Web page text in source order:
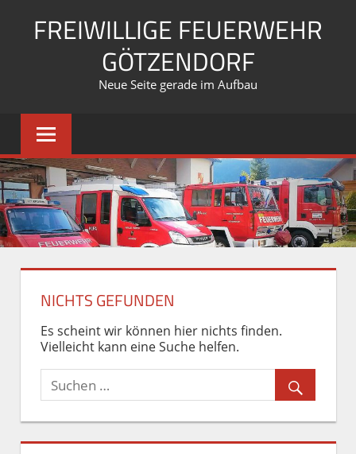
springenFREIWILLIGE FEUERWEHR
GÖTZENDORF
Neue Seite gerade im Aufbau
NICHTS GEFUNDEN
Es scheint wir können hier nichts finden.
Vielleicht kann eine Suche helfen.